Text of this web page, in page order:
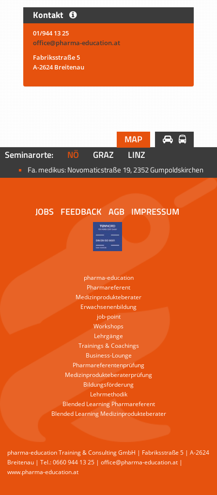
Kontakt
01/944 13 25
office@pharma-education.at
Fabriksstraße 5
A-2624 Breitenau
MAP
Seminarorte:
NÖ GRAZ LINZ
Fa. medikus: Novomaticstraße 19, 2352 Gumpoldskirchen
JOBS FEEDBACK AGB IMPRESSUM
pharma-education
Pharmareferent
Medizinprodukteberater
Erwachsenenbildung
job-point
Workshops
Lehrgänge
Trainings & Coachings
Business-Lounge
Pharmareferentenprüfung
Medizinprodukteberaterprüfung
Bildungsförderung
Lehrmethodik
Blended Learning Pharmareferent
Blended Learning Medizinprodukteberater
pharma-education Training & Consulting GmbH | Fabriksstraße 5 | A-2624
Breitenau | Tel.: 0660 944 13 25 | office@pharma-education.at |
www.pharma-education.at